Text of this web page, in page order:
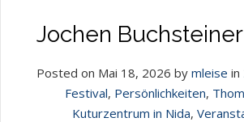
Jochen
Posted on Mai 18, 2026 by mleise in
Festival, Persönlichkeiten,
Kuturzentrum in Nida,